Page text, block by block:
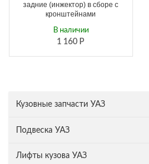
Кузовные запчасти УАЗ
Подвеска УАЗ
Лифты кузова УАЗ
задние (инжектор) в сборе с
кронштейнами
1 160 Р
В наличии